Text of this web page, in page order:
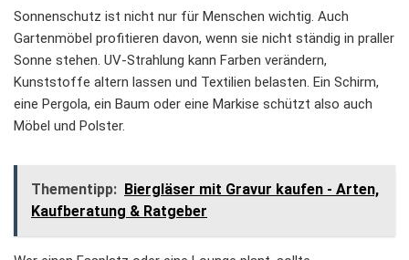
Sonnenschutz ist nicht nur für Menschen wichtig. Auch
Gartenmöbel profitieren davon, wenn sie nicht ständig in praller
Sonne stehen. UV-Strahlung kann Farben verändern,
Kunststoffe altern lassen und Textilien belasten. Ein Schirm,
eine Pergola, ein Baum oder eine Markise schützt also auch
Möbel und Polster.
Thementipp: Biergläser mit Gravur kaufen - Arten,
Kaufberatung & Ratgeber